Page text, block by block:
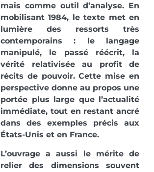
mais comme outil d’analyse. En
mobilisant 1984, le texte met en
lumière des ressorts très
contemporains : le langage
manipulé, le passé réécrit, la
vérité relativisée au profit de
récits de pouvoir. Cette mise en
perspective donne au propos une
portée plus large que l’actualité
immédiate, tout en restant ancré
dans des exemples précis aux
États-Unis et en France.
L’ouvrage a aussi le mérite de
relier des dimensions souvent